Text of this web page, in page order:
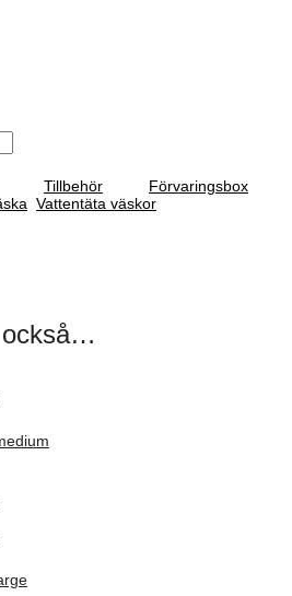
Tillbehör Förvaringsbox
Vattentäta väskor
också…